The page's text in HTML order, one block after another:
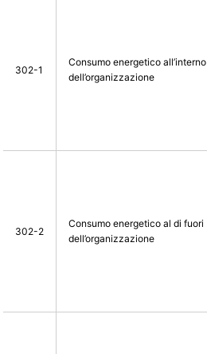
302-1
Consumo energetico all’interno
dell’organizzazione
302-2
Consumo energetico al di fuori
dell’organizzazione